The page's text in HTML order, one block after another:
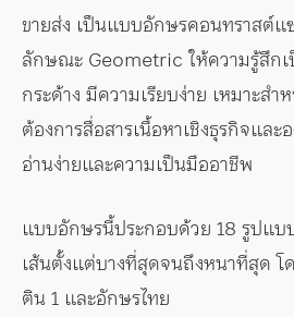
ขายส่ง เป็นแบบอักษรคอนทราสต์
ลักษณะ Geometric ให้ความรู้สึกเ
กระด้าง มีความเรียบง่าย เหมาะส
ต้องการสื่อสารเนื้อหาเชิงธุรกิจแล
อ่านง่ายและความเป็นมืออาชีพ
แบบอักษรนี้ประกอบด้วย 18 รูปแ
เส้นตั้งแต่บางที่สุดจนถึงหนาที่สุด โ
ติน 1 และอักษรไทย